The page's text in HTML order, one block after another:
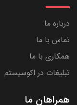
درباره ما
تماس با ما
همکاری با ما
تبلیغات در اکوسیستم
همراهان ما